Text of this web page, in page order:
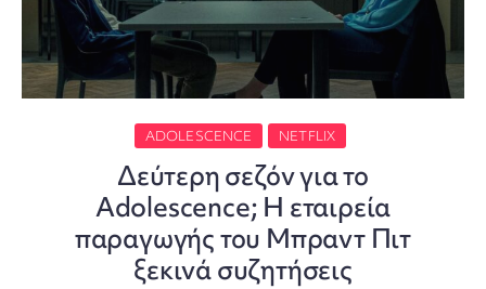
ADOLESCENCE NETFLIX
Δεύτερη σεζόν για το
Adolescence; Η εταιρεία
παραγωγής του Μπραντ Πιτ
ξεκινά συζητήσεις